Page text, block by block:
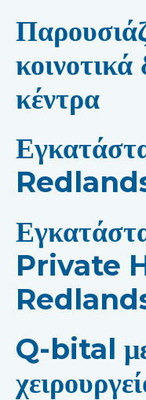
κέντρα
Private
Q-bital